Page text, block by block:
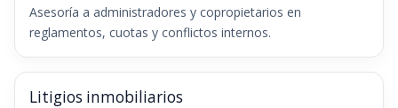
Asesoría a administradores y copropietarios en
reglamentos, cuotas y conflictos internos.
Litigios inmobiliarios